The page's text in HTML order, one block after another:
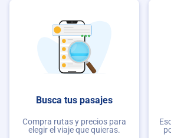
Busca tus pasajes
Compra rutas y precios para
elegir el viaje que quieras.